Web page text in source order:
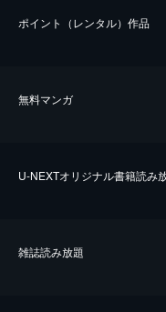
ポイント（レンタル）作品
無料マンガ
U-NEXTオリジナル書籍読み
雑誌読み放題